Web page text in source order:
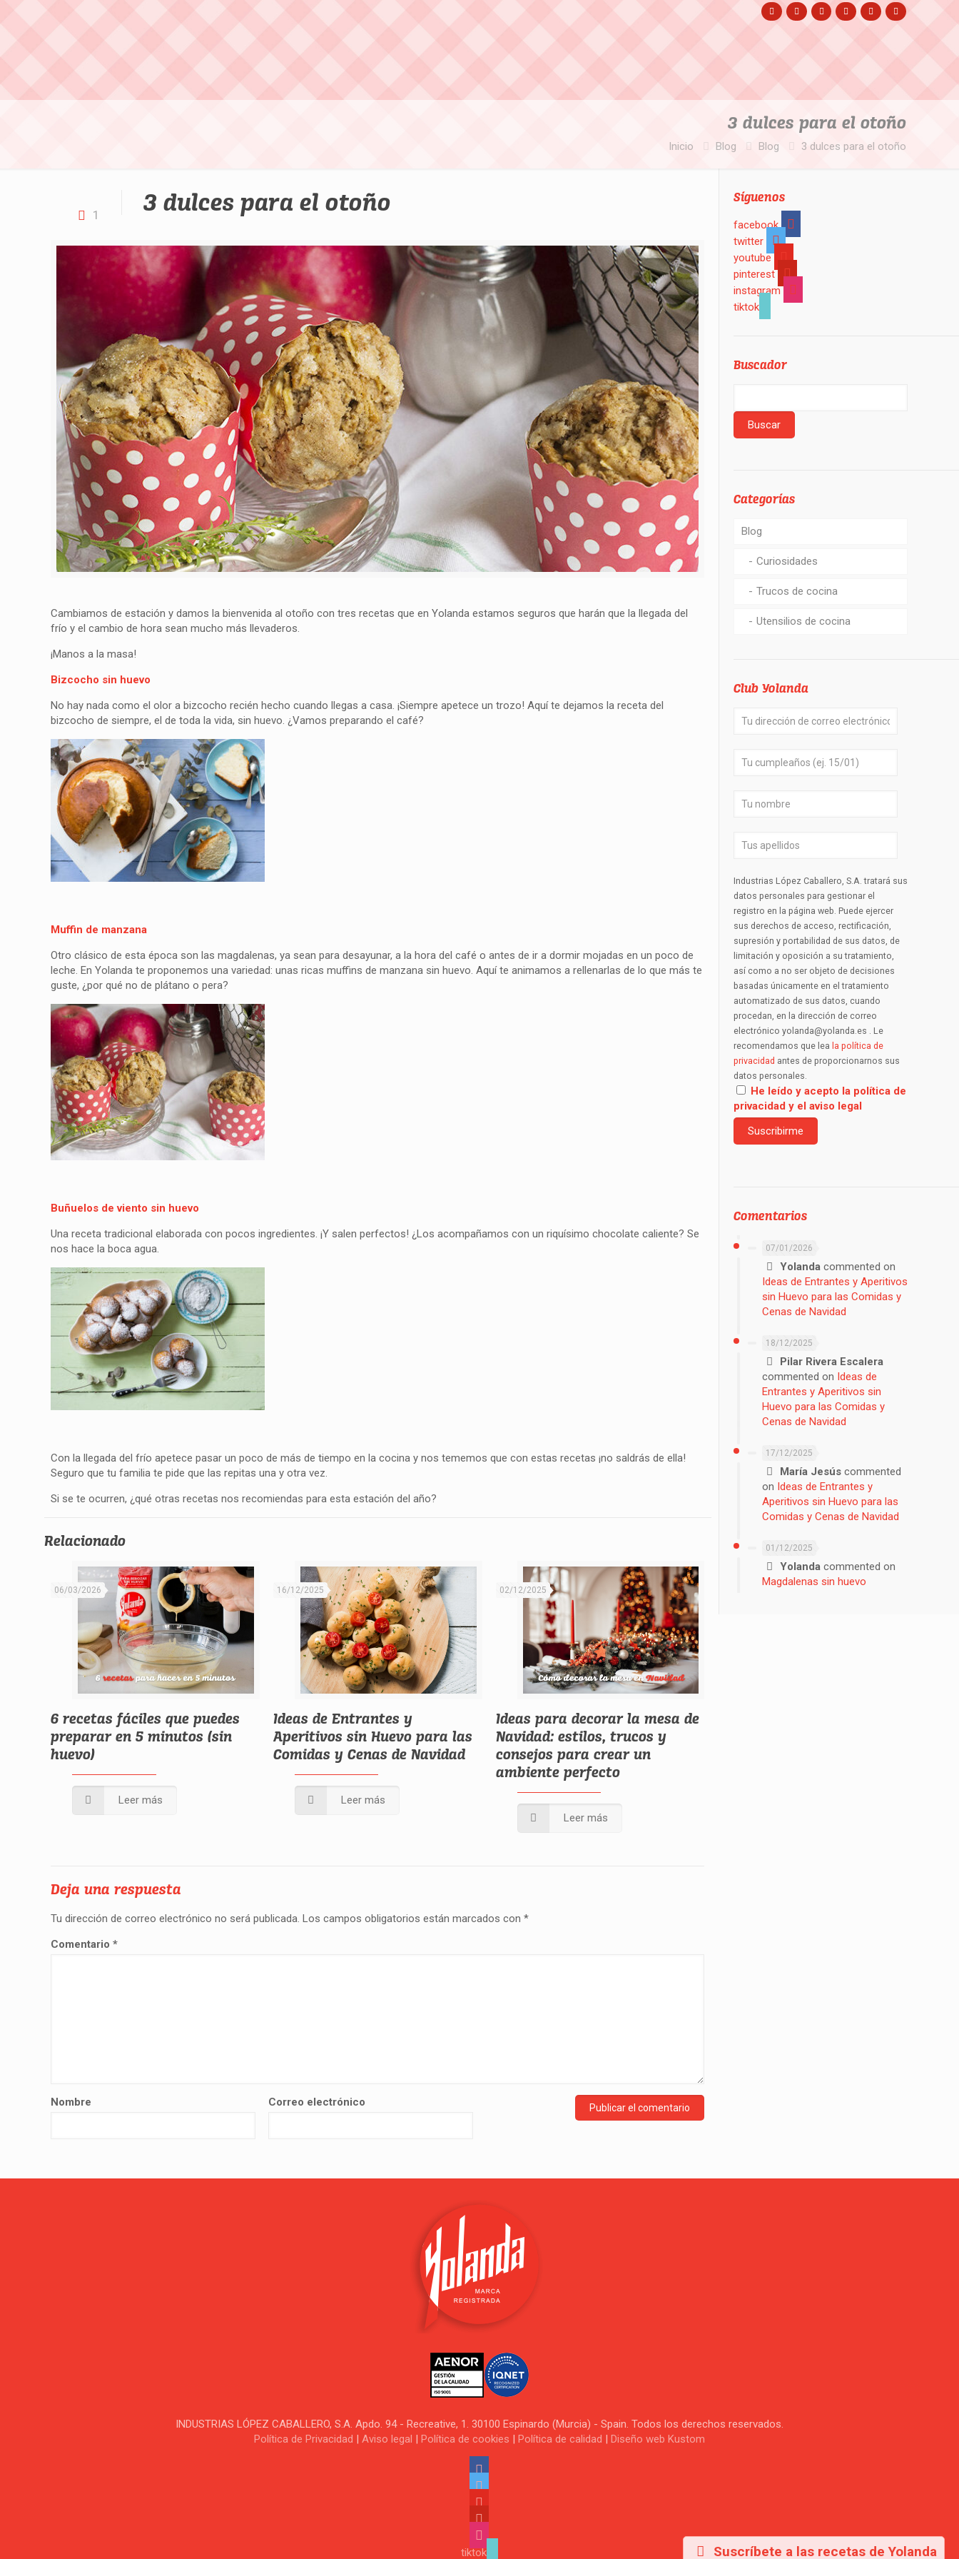
3 dulces para el otoño
Inicio Blog Blog 3 dulces para el otoño
1 3 dulces para el otoño
Cambiamos de estación y damos la bienvenida al otoño con tres recetas que en Yolanda estamos seguros que harán que la llegada del
frío y el cambio de hora sean mucho más llevaderos.
¡Manos a la masa!
Bizcocho sin huevo
No hay nada como el olor a bizcocho recién hecho cuando llegas a casa. ¡Siempre apetece un trozo! Aquí te dejamos la receta del
bizcocho de siempre, el de toda la vida, sin huevo. ¿Vamos preparando el café?
Muffin de manzana
Otro clásico de esta época son las magdalenas, ya sean para desayunar, a la hora del café o antes de ir a dormir mojadas en un poco de
leche. En Yolanda te proponemos una variedad: unas ricas muffins de manzana sin huevo. Aquí te animamos a rellenarlas de lo que más te
guste, ¿por qué no de plátano o pera?
Buñuelos de viento sin huevo
Una receta tradicional elaborada con pocos ingredientes. ¡Y salen perfectos! ¿Los acompañamos con un riquísimo chocolate caliente? Se
nos hace la boca agua.
Con la llegada del frío apetece pasar un poco de más de tiempo en la cocina y nos tememos que con estas recetas ¡no saldrás de ella!
Seguro que tu familia te pide que las repitas una y otra vez.
Si se te ocurren, ¿qué otras recetas nos recomiendas para esta estación del año?
Relacionado
06/03/2026
6 recetas fáciles que puedes
preparar en 5 minutos (sin
huevo)
Leer más
16/12/2025
Ideas de Entrantes y
Aperitivos sin Huevo para las
Comidas y Cenas de Navidad
Leer más
02/12/2025
Ideas para decorar la mesa de
Navidad: estilos, trucos y
consejos para crear un
ambiente perfecto
Leer más
Deja una respuesta
Tu dirección de correo electrónico no será publicada. Los campos obligatorios están marcados con*
Comentario*
Nombre Correo electrónico
Síguenos
facebook
twitter
youtube
pinterest
instagram
tiktok
Buscador
Categorías
Blog
Curiosidades
Trucos de cocina
Utensilios de cocina
Club Yolanda
Industrias López Caballero, S.A. tratará sus
datos personales para gestionar el
registro en la página web. Puede ejercer
sus derechos de acceso, rectificación,
supresión y portabilidad de sus datos, de
limitación y oposición a su tratamiento,
así como a no ser objeto de decisiones
basadas únicamente en el tratamiento
automatizado de sus datos, cuando
procedan, en la dirección de correo
electrónico yolanda@yolanda.es . Le
recomendamos que lea la política de
privacidad antes de proporcionarnos sus
datos personales.
He leído y acepto la política de
privacidad y el aviso legal
Comentarios
07/01/2026
Yolandacommented on
Ideas de Entrantes y Aperitivos
sin Huevo para las Comidas y
Cenas de Navidad
18/12/2025
Pilar Rivera Escalera
commented on Ideas de
Entrantes y Aperitivos sin
Huevo para las Comidas y
Cenas de Navidad
17/12/2025
María Jesúscommented
on Ideas de Entrantes y
Aperitivos sin Huevo para las
Comidas y Cenas de Navidad
01/12/2025
Yolandacommented on
Magdalenas sin huevo
INDUSTRIAS LÓPEZ CABALLERO, S.A. Apdo. 94 - Recreative, 1. 30100 Espinardo (Murcia) - Spain. Todos los derechos reservados.
Política de Privacidad | Aviso legal | Política de cookies | Política de calidad | Diseño web Kustom
tiktok Suscríbete a las recetas de Yolanda